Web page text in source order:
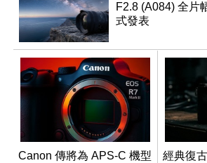
F2.8 (A084) 全片
式發表
Canon 傳將為 APS-C 機型
經典復